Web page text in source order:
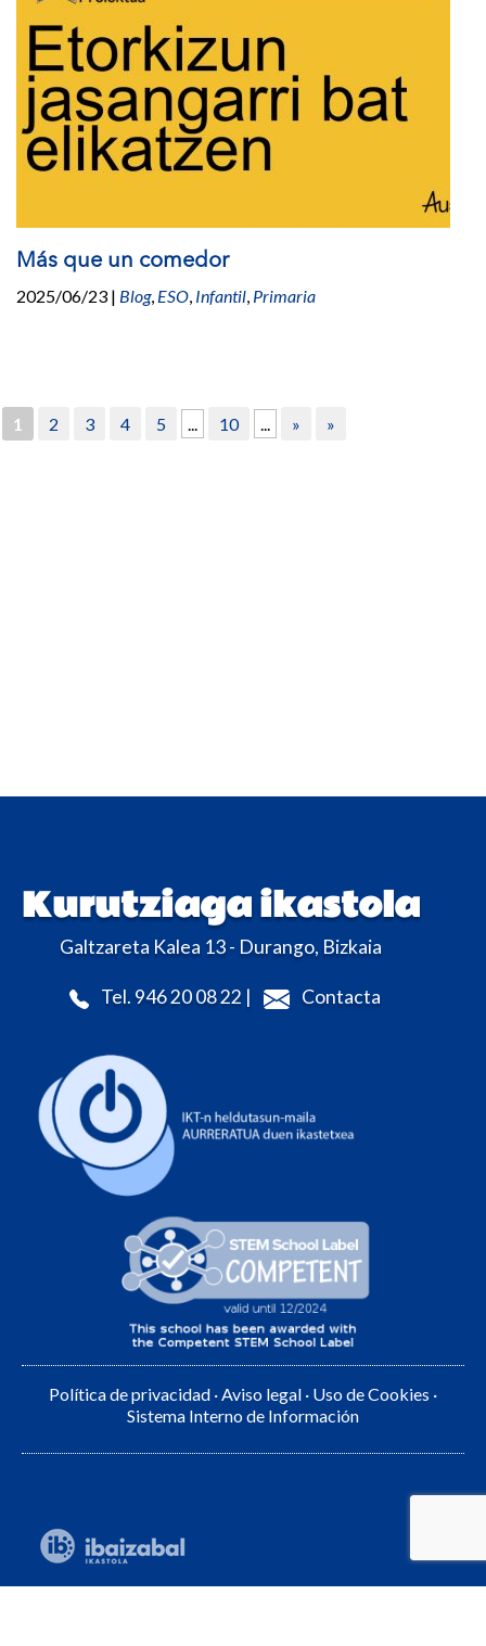
Más que un comedor
2025/06/23 | Blog, ESO Infantil Primaria
1 2 3 4 5 10 » »
Kurutziaga ikastola
Galtzareta Kalea 13 - Durango, Bizkaia
Tel. 946 20 08 22 | Contacta
Política de privacidad ·Aviso legal · Uso de Cookies ·
Sistema Interno de Información